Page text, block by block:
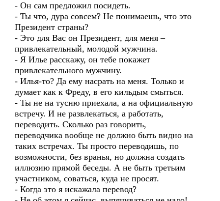
- Он сам предложил посидеть.
- Ты что, дура совсем? Не понимаешь, что это
Президент страны?
- Это для Вас он Президент, для меня –
привлекательный, молодой мужчина.
- Я Илье расскажу, он тебе покажет
привлекательного мужчину.
- Илья-то? Да ему насрать на меня. Только и
думает как к Фреду, в его кильдым смыться.
- Ты не на тусню приехала, а на официальную
встречу. И не развлекаться, а работать,
переводить. Сколько раз говорить,
переводчика вообще не должно быть видно на
таких встречах. Ты просто переводишь, по
возможности, без вранья, но должна создать
иллюзию прямой беседы. А не быть третьим
участником, соваться, куда не просят.
- Когда это я искажала перевод?